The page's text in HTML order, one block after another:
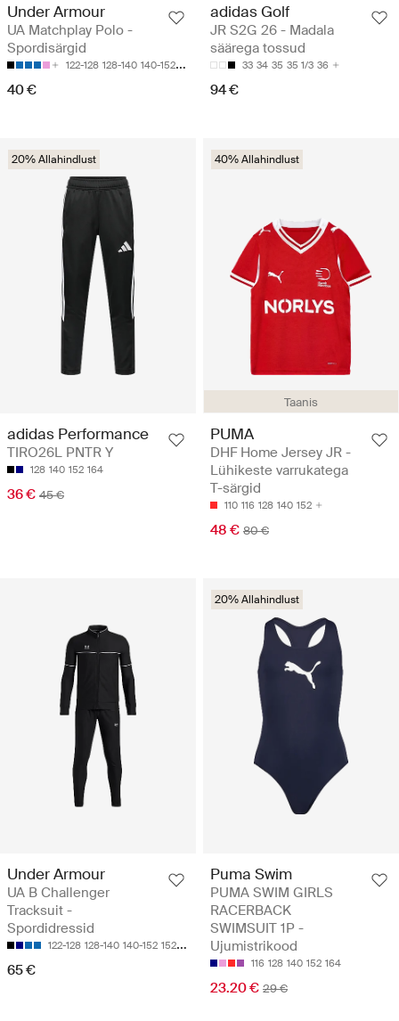
Under Armour
UA Matchplay Polo -
Spordisärgid
122-128 128-140 140-152 152-158 158-170
40 €
adidas Golf
JR S2G 26 - Madala
säärega tossud
33 34 35 35 1/3 36
94 €
20% Allahindlust
adidas Performance
TIRO26L PNTR Y
128 140 152 164
36 € 45 €
Taanis
40% Allahindlust
PUMA
DHF Home Jersey JR -
Lühikeste varrukatega
T-särgid
110 116 128 140 152
48 € 80 €
Under Armour
UA B Challenger
Tracksuit -
Spordidressid
122-128 128-140 140-152 152-158 158-170
65 €
20% Allahindlust
Puma Swim
PUMA SWIM GIRLS
RACERBACK
SWIMSUIT 1P -
Ujumistrikood
116 128 140 152 164
23.20 € 29 €